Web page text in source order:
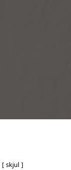
skjul